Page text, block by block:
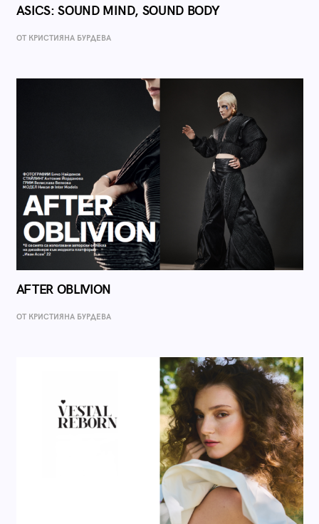
ASICS: SOUND MIND, SOUND BODY
ОТ КРИСТИЯНА БУРДЕВА
AFTER OBLIVION
ОТ КРИСТИЯНА БУРДЕВА